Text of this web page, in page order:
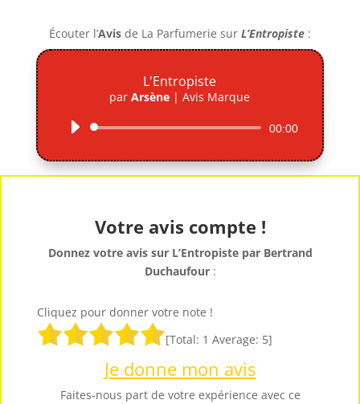
Écouter l’Avis de La Parfumerie sur L’Entropiste :
L'Entropiste
parArsène |Avis Marque
Lecteur
00:00
Votre avis compte !
Donnez votre avis sur L’Entropiste par Bertrand
Duchaufour :
Cliquez pour donner votre note !
[Total: 1 Average: 5]
Je donne mon avis
Faites-nous part de votre expérience avec ce